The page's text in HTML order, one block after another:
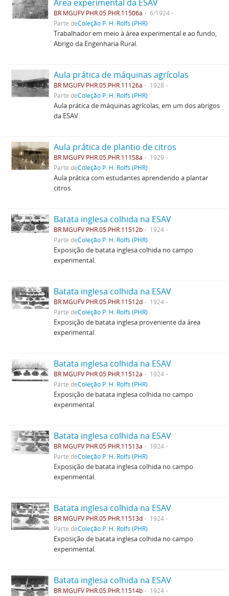
Área experimental da ESAV
BR MGUFV PHR.05.PHR.11506a
6/1924
Parte deColeção P. H. Rolfs (PHR)
Trabalhador em meio à área experimental e ao fundo,
Abrigo da Engenharia Rural.
Aula prática de máquinas agrícolas
BR MGUFV PHR.05.PHR.11126a
1928
Parte deColeção P. H. Rolfs (PHR)
Aula prática de máquinas agrícolas, em um dos abrigos
da ESAV.
Aula prática de plantio de citros
BR MGUFV PHR.05.PHR.11158a
1929
Parte deColeção P. H. Rolfs (PHR)
Aula prática com estudantes aprendendo a plantar
citros.
Batata inglesa colhida na ESAV
BR MGUFV PHR.05.PHR.11512b
1924
Parte deColeção P. H. Rolfs (PHR)
Exposição de batata inglesa colhida no campo
experimental.
Batata inglesa colhida na ESAV
BR MGUFV PHR.05.PHR.11512d
1924
Parte deColeção P. H. Rolfs (PHR)
Exposição de batata inglesa proveniente da área
experimental.
Batata inglesa colhida na ESAV
BR MGUFV PHR.05.PHR.11512a
1924
Parte deColeção P. H. Rolfs (PHR)
Exposição de batata inglesa colhida no campo
experimental.
Batata inglesa colhida na ESAV
BR MGUFV PHR.05.PHR.11513a
1924
Parte deColeção P. H. Rolfs (PHR)
Exposição de batata inglesa colhida no campo
experimental.
Batata inglesa colhida na ESAV
BR MGUFV PHR.05.PHR.11513d
1924
Parte deColeção P. H. Rolfs (PHR)
Exposição de batata inglesa colhida no campo
experimental.
Batata inglesa colhida na ESAV
BR MGUFV PHR.05.PHR.11514b
1924